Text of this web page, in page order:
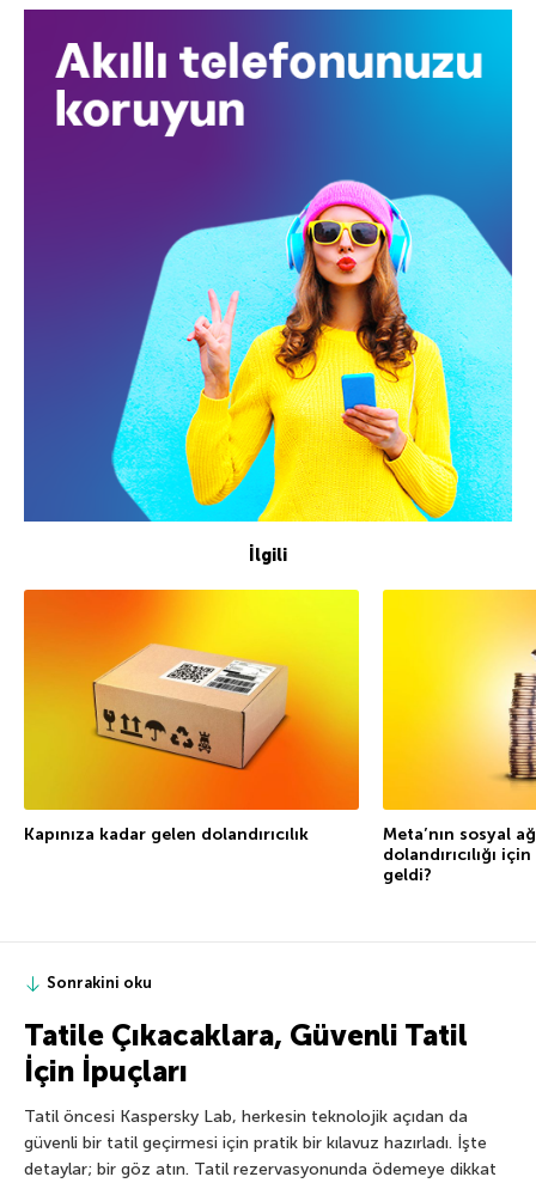
İlgili
Kapınıza kadar gelen dolandırıcılık
Meta’nın sosyal
dolandırıcılığı
geldi?
Sonrakini oku
Tatile Çıkacaklara, Güvenli Tatil
İçin İpuçları
Tatil öncesi Kaspersky Lab, herkesin teknolojik açıdan da
güvenli bir tatil geçirmesi için pratik bir kılavuz hazırladı. İşte
detaylar; bir göz atın. Tatil rezervasyonunda ödemeye dikkat